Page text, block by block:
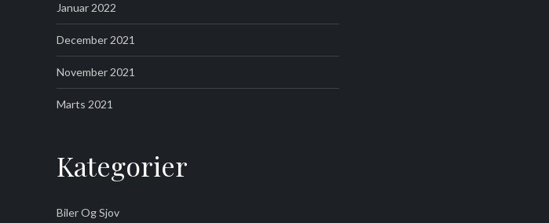
Januar 2022
December 2021
November 2021
Marts 2021
Kategorier
Biler Og Sjov